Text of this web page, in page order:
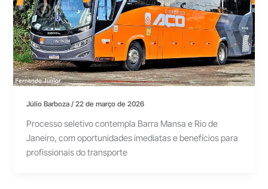
Júlio Barboza/22 de março de 2026
Processo seletivo contempla Barra Mansa e Rio de
Janeiro, com oportunidades imediatas e benefícios para
profissionais do transporte